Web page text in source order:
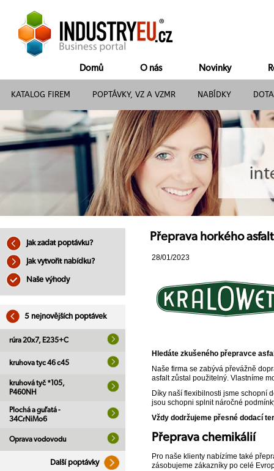
Domů O nás Novinky
KATALOG FIREM POPTÁVKY, VZ A VZMR NABÍDKY
Jak zadat poptávku?
Jak vytvořit nabídku?
Naše výhody
5 nejnovějších poptávek
rúra 20x7, E235+C
kruhova tyc 46 c45
kruhová tyč *105,
P460NH
Plochá a guľatá -
34CrNiMo6
Oprava vodovodu
Další poptávky
Přeprava horkého
28/01/2023
Hledáte zkušeného přepravce
Naše firma se zabývá převážně
asfalt zůstal použitelný. Vlastníme
Díky naší flexibilnosti jsme schopní
jsou schopni splnit náročné
Vždy dodržujeme přesné dodací
Přeprava chemikálií
Pro naše klienty nabízíme také
zásobujeme zákazníky po celé